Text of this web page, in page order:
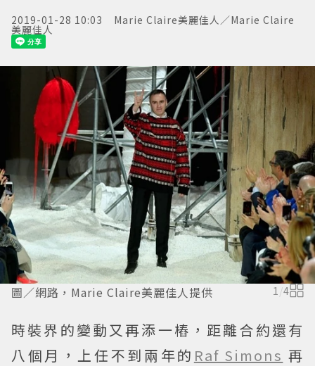
2019-01-28 10:03 Marie Claire美麗佳人／Marie Claire
美麗佳人
圖／網路，Marie Claire美麗佳人提供 1 /4
時裝界的變動又再添一樁，距離合約還有
八個月，上任不到兩年的 Raf Simons 再